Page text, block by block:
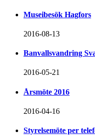
Museibesök Hagfors
2016-08-13
Banvallsvandring
2016-05-21
Årsmöte 2016
2016-04-16
Styrelsemöte per